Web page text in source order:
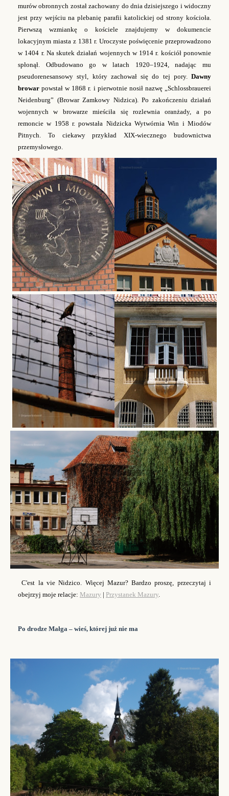
murów obronnych został zachowany do dnia dzisiejszego i widoczny
jest przy wejściu na plebanię parafii katolickiej od strony kościoła.
Pierwszą wzmiankę o kościele znajdujemy w dokumencie
lokacyjnym miasta z 1381 r. Uroczyste poświęcenie przeprowadzono
w 1404 r. Na skutek działań wojennych w 1914 r. kościół ponownie
spłonął. Odbudowano go w latach 1920–1924, nadając mu
pseudorenesansowy styl, który zachował się do tej pory. Dawny
browar powstał w 1868 r. i pierwotnie nosił nazwę „Schlossbrauerei
Neidenburg” (Browar Zamkowy Nidzica). Po zakończeniu działań
wojennych w browarze mieściła się rozlewnia oranżady, a po
remoncie w 1958 r. powstała Nidzicka Wytwórnia Win i Miodów
Pitnych. To ciekawy przykład XIX-wiecznego budownictwa
przemysłowego.
C'est la vieNidzico. Więcej Mazur? Bardzo proszę, przeczytaj i
obejrzyj moje relacje: Mazury | Przystanek Mazury.
Po drodze Małga – wieś, której już nie ma